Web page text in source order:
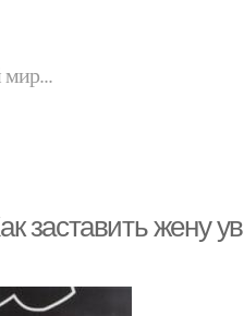
мир...
заставить жену